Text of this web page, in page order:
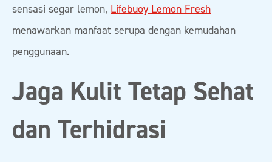
sensasi segar lemon, Lifebuoy Lemon Fresh
menawarkan manfaat serupa dengan kemudahan
penggunaan.
Jaga Kulit Tetap Sehat
dan Terhidrasi